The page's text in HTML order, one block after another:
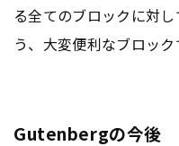
る全てのブロックに対
う、大変便利なブロック
Gutenbergの今後